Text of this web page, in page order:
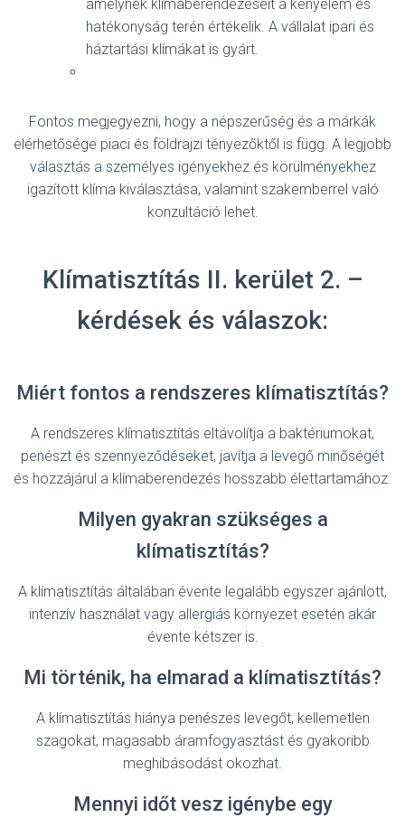
amelynek klímaberendezéseit a kényelem és
hatékonyság terén értékelik. A vállalat ipari és
háztartási klímákat is gyárt.
Fontos megjegyezni, hogy a népszerűség és a márkák
elérhetősége piaci és földrajzi tényezőktől is függ. A legjobb
választás a személyes igényekhez és körülményekhez
igazított klíma kiválasztása, valamint szakemberrel való
konzultáció lehet.
Klímatisztítás II. kerület 2. –
kérdések és válaszok:
Miért fontos a rendszeres klímatisztítás?
A rendszeres klímatisztítás eltávolítja a baktériumokat,
penészt és szennyeződéseket, javítja a levegő minőségét
és hozzájárul a klímaberendezés hosszabb élettartamához.
Milyen gyakran szükséges a
klímatisztítás?
A klímatisztítás általában évente legalább egyszer ajánlott,
intenzív használat vagy allergiás környezet esetén akár
évente kétszer is.
Mi történik, ha elmarad a klímatisztítás?
A klímatisztítás hiánya penészes levegőt, kellemetlen
szagokat, magasabb áramfogyasztást és gyakoribb
meghibásodást okozhat.
Mennyi időt vesz igénybe egy